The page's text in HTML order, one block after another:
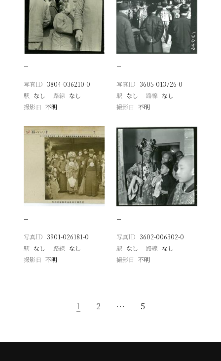
−
写真ID 3804-036210-0
駅 なし 路線 なし
撮影日
不明
−
写真ID 3605-013726-0
駅 なし 路線 なし
撮影日 不明
−
写真ID 3901-026181-0
駅 なし 路線 なし
撮影日
不明
−
写真ID 3602-006302-0
駅 なし 路線 なし
撮影日 不明
1 2 … 5